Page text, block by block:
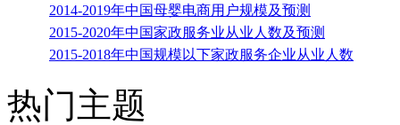
2014-2019年中国母婴电商用户规模及预测
2015-2020年中国家政服务业从业人数及预测
2015-2018年中国规模以下家政服务企业从业人数
热门主题